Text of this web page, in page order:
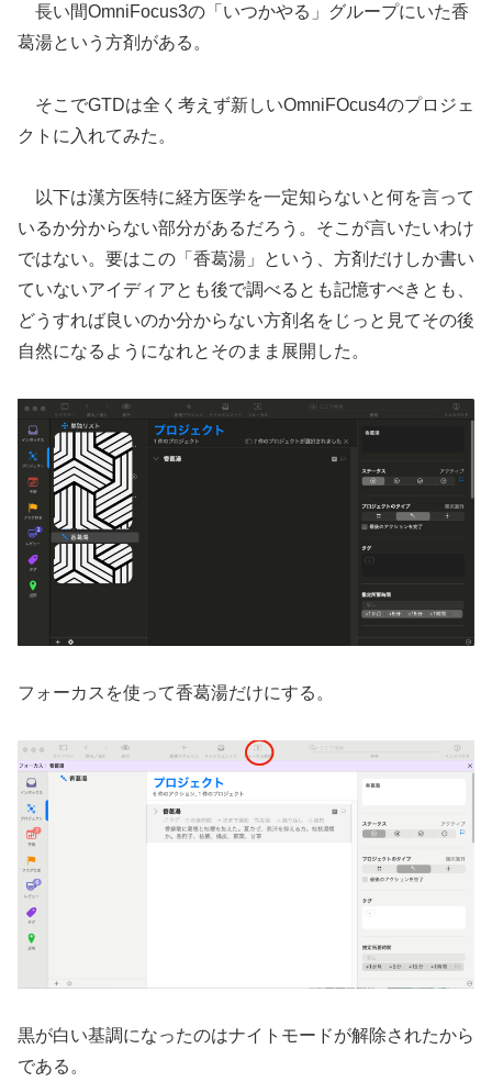
長い間OmniFocus3の「いつかやる」グループにいた香
葛湯という方剤がある。
そこでGTDは全く考えず新しいOmniFOcus4のプロジェ
クトに入れてみた。
以下は漢方医特に経方医学を一定知らないと何を言って
いるか分からない部分があるだろう。そこが言いたいわけ
ではない。要はこの「香葛湯」という、方剤だけしか書い
ていないアイディアとも後で調べるとも記憶すべきとも、
どうすれば良いのか分からない方剤名をじっと見てその後
自然になるようになれとそのまま展開した。
フォーカスを使って香葛湯だけにする。
黒が白い基調になったのはナイトモードが解除されたから
である。